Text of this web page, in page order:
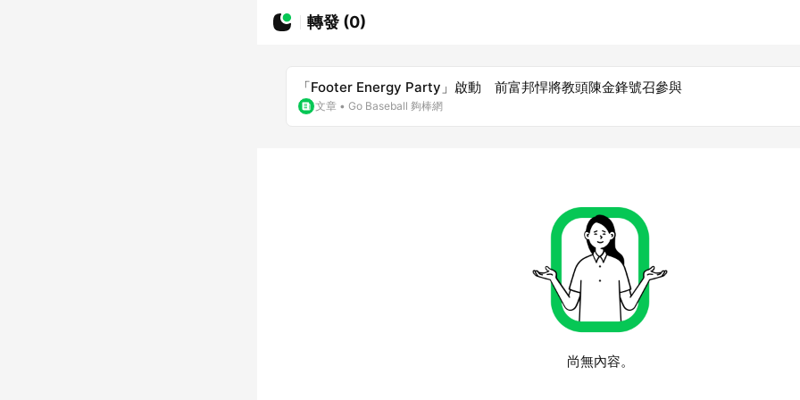
轉發 (0)
「Footer Energy Party」啟動 前富邦悍將教頭陳金鋒號召參與
文章 • Go Baseball 夠棒網
尚無內容。